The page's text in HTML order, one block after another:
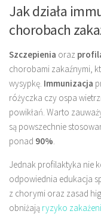
Jak działa
chorobach
Szczepienia oraz
chorobami zakaźnymi,
wysypkę. Immunizacja
różyczka czy ospa
powikłań. Warto
są powszechnie
ponad 90%
Jednak profilaktyka nie
odpowiednia edukacja
z chorymi oraz zasad
obniżają ryzyko